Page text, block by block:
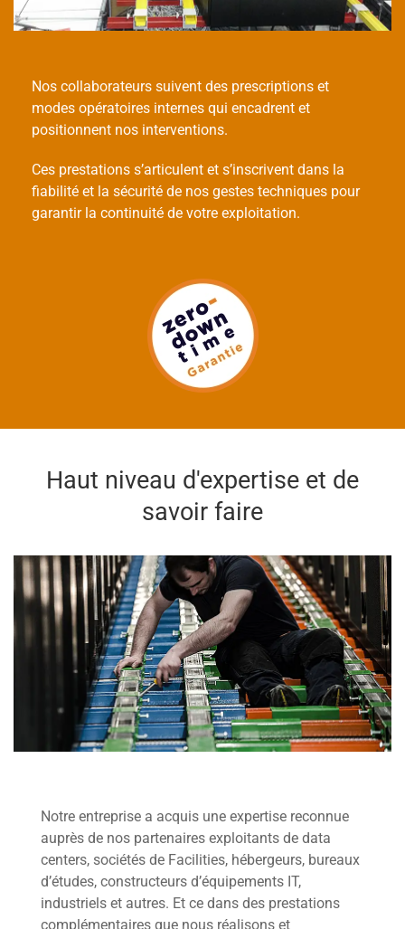
Nos collaborateurs suivent des prescriptions et
modes opératoires internes qui encadrent et
positionnent nos interventions.
Ces prestations s’articulent et s’inscrivent dans la
fiabilité et la sécurité de nos gestes techniques pour
garantir la continuité de votre exploitation.
Haut niveau d'expertise et de
savoir faire
Notre entreprise a acquis une expertise reconnue
auprès de nos partenaires exploitants de data
centers, sociétés de Facilities, hébergeurs, bureaux
d’études, constructeurs d’équipements IT,
industriels et autres. Et ce dans des prestations
complémentaires que nous réalisons et